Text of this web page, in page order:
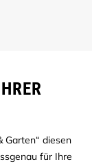
Garten“ diesen
für Ihre